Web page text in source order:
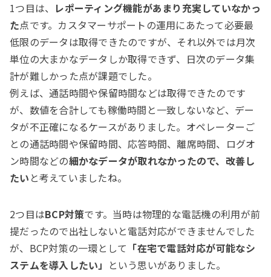
1つ目は、 レポーティング機能があまり充実していなかっ
た点です。カスタマーサポートの運用にあたって必要最
低限のデータは取得できたのですが、それ以外では月次
単位の大まかなデータしか取得できず、日次のデータ集
計が難しかった点が課題でした。
例えば、通話時間や保留時間などは取得できたのです
が、数値を合計しても稼働時間と一致しないなど、デー
タが不正確になるケースがありました。オペレーターご
との通話時間や保留時間、応答時間、離席時間、ログオ
ン時間などの細かなデータが取れなかったので、改善し
たい と考えていましたね。
2つ目はBCP対策です。当時は物理的な電話機の利用が前
提だったので出社しないと電話対応ができませんでした
が、BCP対策の一環として 「在宅で電話対応が可能なシ
ステムを導入したい」 という思いがありました。